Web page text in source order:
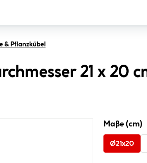
& Pflanzkübel
21 x 20
Maße (cm)
Ø21x20